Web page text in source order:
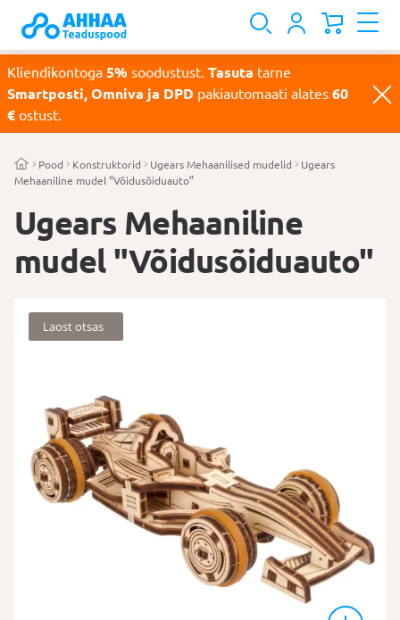
Kliendikontoga 5% soodustust. Tasuta tarne
Smartposti, Omniva ja DPD pakiautomaati alates 60
€ ostust.
Pood Konstruktorid Ugears Mehaanilised mudelid
Ugears
Mehaaniline mudel “Võidusõiduauto”
Ugears Mehaaniline
mudel "Võidusõiduauto"
Laost otsas